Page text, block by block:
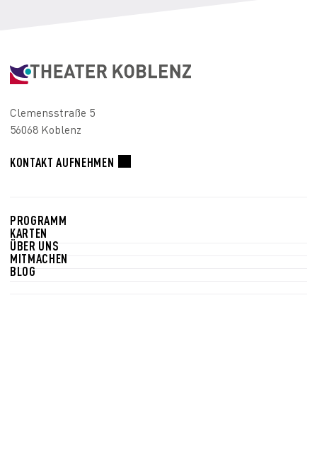
Clemensstraße 5
56068 Koblenz
KONTAKT AUFNEHMEN
PROGRAMM
KARTEN
ÜBER UNS
MITMACHEN
BLOG